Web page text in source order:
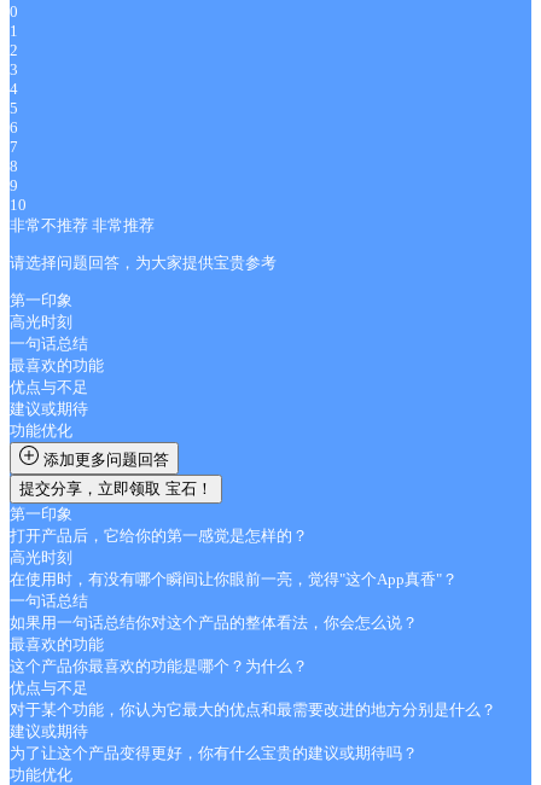
0
1
2
3
4
5
6
7
8
9
10
非常不推荐 非常推荐
请选择问题回答，为大家提供宝贵参考
第一印象
高光时刻
一句话总结
最喜欢的功能
优点与不足
建议或期待
功能优化
添加更多问题回答
提交分享，立即领取 宝石！
第一印象
打开产品后，它给你的第一感觉是怎样的？
高光时刻
在使用时，有没有哪个瞬间让你眼前一亮，觉得"这个App真香"？
一句话总结
如果用一句话总结你对这个产品的整体看法，你会怎么说？
最喜欢的功能
这个产品你最喜欢的功能是哪个？为什么？
优点与不足
对于某个功能，你认为它最大的优点和最需要改进的地方分别是什么？
建议或期待
为了让这个产品变得更好，你有什么宝贵的建议或期待吗？
功能优化